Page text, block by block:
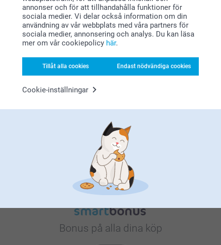
annonser och för att tillhandahålla funktioner för
sociala medier. Vi delar också information om din
användning av vår webbplats med våra partners för
sociala medier, annonsering och analys. Du kan läsa
mer om vår cookiepolicy här.
Tillåt alla cookies Endast nödvändiga cookies
Cookie-inställningar
Varförsmartphoto
Nöjd kundgaranti
Bonus på alla dina köp